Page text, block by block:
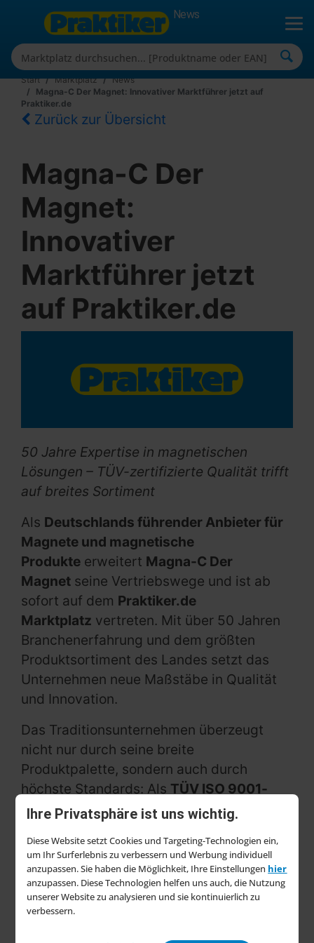
Ihre Privatsphäre ist uns wichtig.
Diese Website setzt Cookies und Targeting-Technologien ein,
um Ihr Surferlebnis zu verbessern und Werbung individuell
anzupassen. Sie haben die Möglichkeit, Ihre Einstellungen hier
anzupassen. Diese Technologien helfen uns auch, die Nutzung
unserer Website zu analysieren und sie kontinuierlich zu
verbessern.
News
Start Marktplatz
News
Magna-C Der Magnet: Innovativer Marktführer jetzt auf
Praktiker.de
Zurück zur Übersicht
Magna-C Der
Magnet:
Innovativer
Marktführer jetzt
auf Praktiker.de
50 Jahre Expertise in magnetischen
Lösungen – TÜV-zertifizierte Qualität trifft
auf breites Sortiment
Als Deutschlands führender Anbieter für
Magnete und magnetische
Produkte erweitert Magna-C Der
Magnet seine Vertriebswege und ist ab
sofort auf dem Praktiker.de
Marktplatz vertreten. Mit über 50 Jahren
Branchenerfahrung und dem größten
Produktsortiment des Landes setzt das
Unternehmen neue Maßstäbe in Qualität
und Innovation.
Das Traditionsunternehmen überzeugt
nicht nur durch seine breite
Produktpalette, sondern auch durch
höchste Standards: Als TÜV ISO 9001-
zertifizierterBetrieb garantiert Magna-C
vom Design bis zur Auslieferung.
Besonderes Augenmerk liegt auf der
Entwicklungmaßgeschneiderter
Lösungen
: Ein Team hauseigener